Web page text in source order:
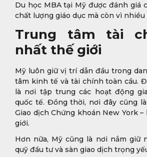
Du học MBA tại Mỹ được đánh giá
chất lượng giáo dục mà còn vì nhiều
Trung tâm tài
nhất thế giới
Mỹ luôn giữ vị trí dẫn đầu trong
tâm kinh tế và tài chính toàn cầu.
là nơi tập trung các hoạt động
quốc tế. Đồng thời, nơi đây cũng
Giao dịch Chứng khoán New York
giới.
Hơn nữa, Mỹ cũng là nơi nắm giữ
quỹ đầu tư và sàn giao dịch trọng